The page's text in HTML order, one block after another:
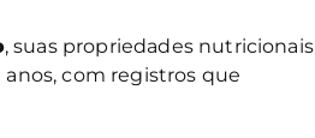
, suas propriedades nutricionais
com registros que